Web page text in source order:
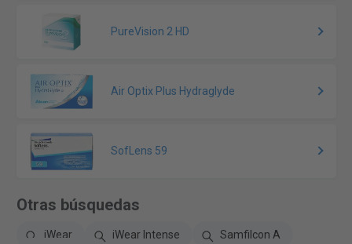
PureVision 2 HD
Air Optix Plus Hydraglyde
SofLens 59
Otras búsquedas
iWear iWear Intense
Samfilcon A